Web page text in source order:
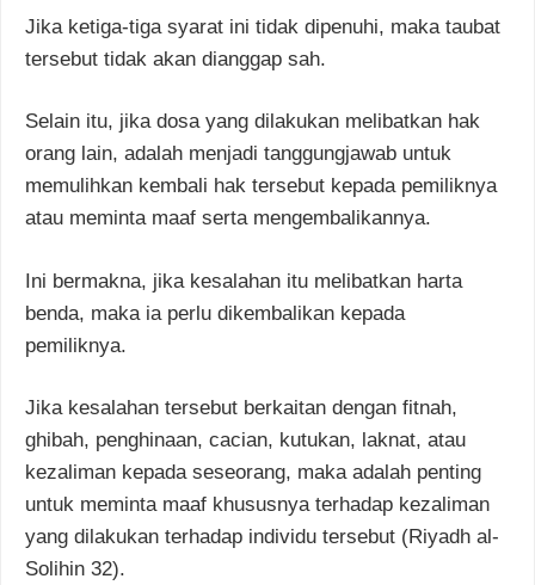
Jika ketiga-tiga syarat ini tidak dipenuhi, maka taubat
tersebut tidak akan dianggap sah.
Selain itu, jika dosa yang dilakukan melibatkan hak
orang lain, adalah menjadi tanggungjawab untuk
memulihkan kembali hak tersebut kepada pemiliknya
atau meminta maaf serta mengembalikannya.
Ini bermakna, jika kesalahan itu melibatkan harta
benda, maka ia perlu dikembalikan kepada
pemiliknya.
Jika kesalahan tersebut berkaitan dengan fitnah,
ghibah, penghinaan, cacian, kutukan, laknat, atau
kezaliman kepada seseorang, maka adalah penting
untuk meminta maaf khususnya terhadap kezaliman
yang dilakukan terhadap individu tersebut (Riyadh al-
Solihin 32).